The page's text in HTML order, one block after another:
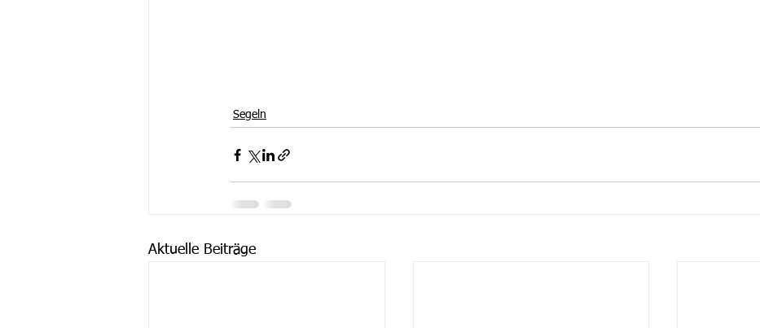
Segeln
Aktuelle Beiträge